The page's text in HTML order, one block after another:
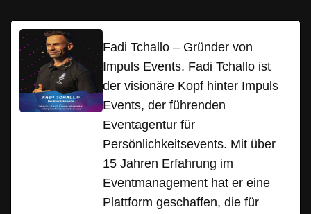
Fadi Tchallo – Gründer von
Impuls Events. Fadi Tchallo ist
der visionäre Kopf hinter Impuls
Events, der führenden
Eventagentur für
Persönlichkeitsevents. Mit über
15 Jahren Erfahrung im
Eventmanagement hat er eine
Plattform geschaffen, die für